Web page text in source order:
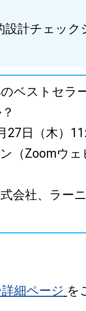
設計チェック
ベストセラ
27日（木）
（Zoomウェ
会社、ラー
細ページ を